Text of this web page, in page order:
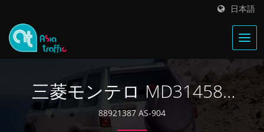
日本語
三菱モンテロ MD314583
イグニッションコイル
88921387 AS-904